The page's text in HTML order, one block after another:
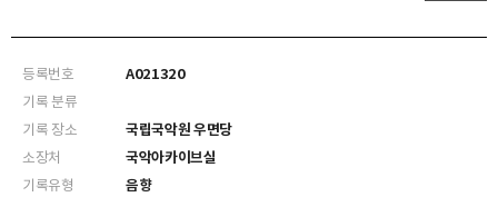
등록번호
A021320
기록 분류
기록 장소
국립국악원 우면당
소장처
국악아카이브실
기록유형
음향